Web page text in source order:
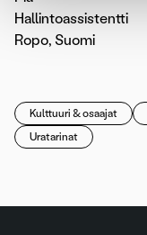
Hallintoassistentti
Ropo, Suomi
Kulttuuri & osaajat
Uratarinat